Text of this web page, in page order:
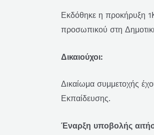
Εκδόθηκε η προκήρυξη
προσωπικού στη
Δικαιούχοι:
Δικαίωμα συμμετοχής
Εκπαίδευσης.
Έναρξη υποβολής